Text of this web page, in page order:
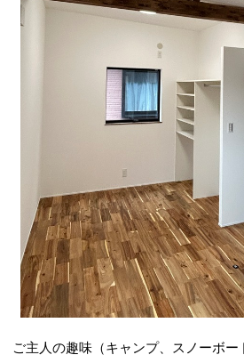
ご主人の趣味（キャンプ、スノーボー